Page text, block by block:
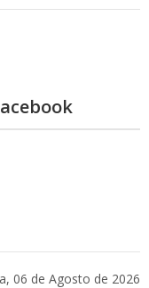
06 de Agosto de 2026